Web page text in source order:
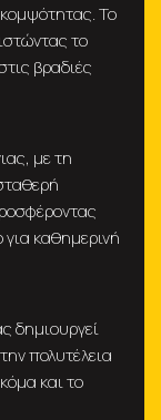
Το
το
βραδιές
με τη
για καθημερινή
δημιουργεί
πολυτέλεια
και το